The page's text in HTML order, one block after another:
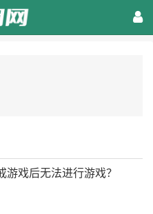
戏后无法进行游戏？